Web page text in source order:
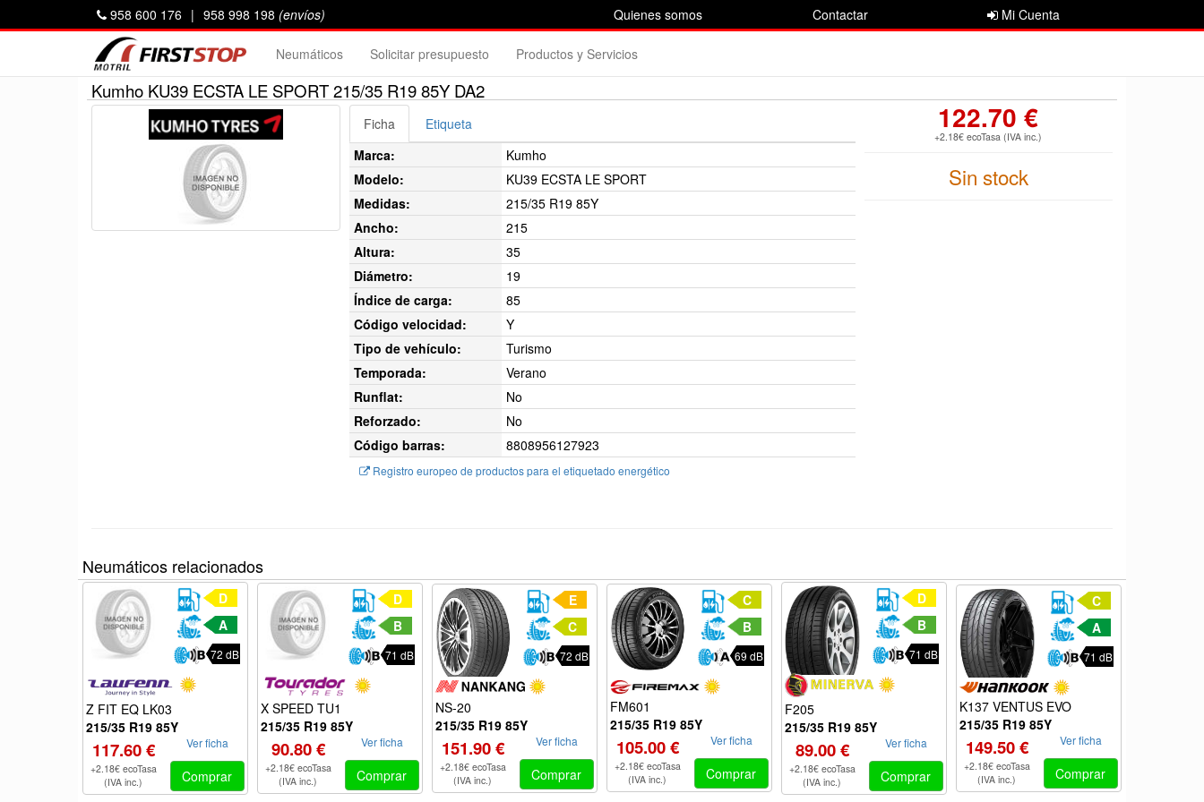
Quienes somos Contactar Mi Cuenta
958 600 176 | 958 998 198 (envíos)
Neumáticos Solicitar presupuesto Productos y Servicios
Kumho KU39 ECSTA LE SPORT 215/35 R19 85Y DA2
122.70 €
+2.18€ ecoTasa (IVA inc.)
Sin stock
Ficha
Etiqueta
Marca:
Kumho
Modelo:
KU39 ECSTA LE SPORT
Medidas:
215/35 R19 85Y
Ancho:
215
Altura:
35
Diámetro:
19
Índice de carga:
85
Código velocidad:
Y
Tipo de vehículo:
Turismo
Temporada:
Verano
Runflat:
No
Reforzado:
No
Código barras:
8808956127923
Registro europeo de productos para el etiquetado energético
Neumáticos relacionados
D
A
72 dB
Z FIT EQ LK03
215/35 R19 85Y
117.60 €
+2.18€ ecoTasa
(IVA inc.)
Ver ficha
Comprar
D
B
71 dB
X SPEED TU1
215/35 R19 85Y
90.80 €
+2.18€ ecoTasa
(IVA inc.)
Ver ficha
Comprar
E
C
72 dB
NS-20
215/35 R19 85Y
151.90 €
+2.18€ ecoTasa
(IVA inc.)
Ver ficha
Comprar
C
B
69 dB
FM601
215/35 R19 85Y
105.00 €
+2.18€ ecoTasa
(IVA inc.)
Ver ficha
Comprar
D
B
71 dB
F205
215/35 R19 85Y
89.00 €
+2.18€ ecoTasa
(IVA inc.)
Ver ficha
Comprar
C
A
71 dB
K137 VENTUS EVO
215/35 R19 85Y
149.50 €
+2.18€ ecoTasa
(IVA inc.)
Ver ficha
Comprar